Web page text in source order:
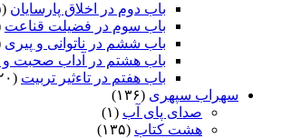
باب دوم در اخلاق پارسایان (۲۵)
باب سوم در فضیلت قناعت
باب ششم در ناتوانى و پیرى
باب هشتم در آداب صحبت
باب هفتم در تاءثیر تربیت (۲۰)
سهراب سپهری (۱۳۶)
صدای پای آب (۱)
هشت کتاب (۱۳۵)